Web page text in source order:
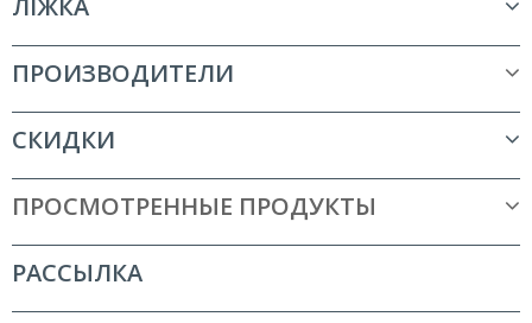
ПРОИЗВОДИТЕЛИ
СКИДКИ
ПРОСМОТРЕННЫЕ ПРОДУКТЫ
РАССЫЛКА